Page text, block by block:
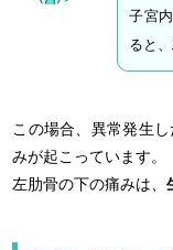
子宮
ると、
この場合、異常発生
みが起こっています。
左肋骨の下の痛みは、